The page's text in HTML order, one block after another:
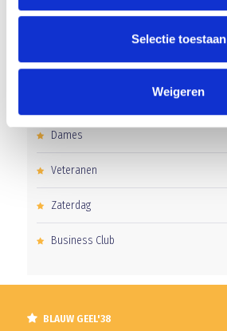
Selectie toestaan
Weigeren
Junioren
Dames
Veteranen
Zaterdag
Business Club
BLAUW GEEL'38